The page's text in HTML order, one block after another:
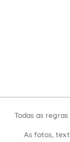
Todas as
As fotos,